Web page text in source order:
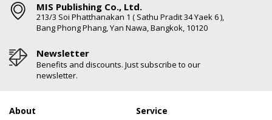
MIS Publishing Co., Ltd.
213/3 Soi Phatthanakan 1 ( Sathu Pradit 34 Yaek 6 ),
Bang Phong Phang, Yan Nawa, Bangkok, 10120
Newsletter
Benefits and discounts. Just subscribe to our
newsletter.
About Service